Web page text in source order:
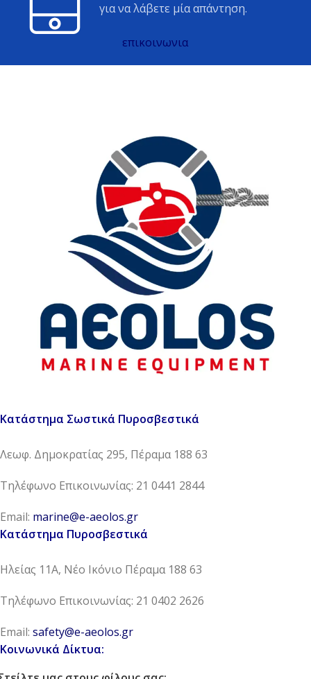
για να λάβετε μία απάντηση.
επικοινωνια
Κατάστημα Σωστικά Πυροσβεστικά
Λεωφ. Δημοκρατίας 295, Πέραμα 188 63
Τηλέφωνο Επικοινωνίας: 21 0441 2844
Email: marine@e-aeolos.gr
Κατάστημα Πυροσβεστικά
Ηλείας 11Α, Νέο Ικόνιο Πέραμα 188 63
Τηλέφωνο Επικοινωνίας: 21 0402 2626
Email: safety@e-aeolos.gr
Κοινωνικά Δίκτυα: